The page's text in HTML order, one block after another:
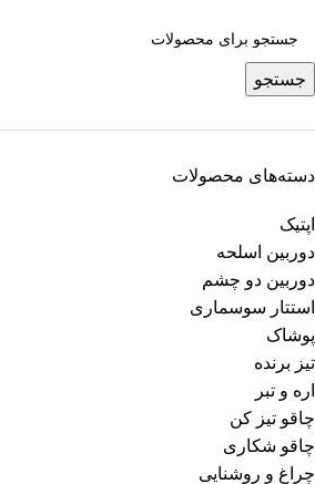
جستجو
دسته‌های محصولات
اپتیک
دوربین اسلحه
دوربین دو چشم
استتار سوسماری
پوشاک
تیز برنده
اره و تبر
چاقو تیز کن
چاقو شکاری
چراغ و روشنایی